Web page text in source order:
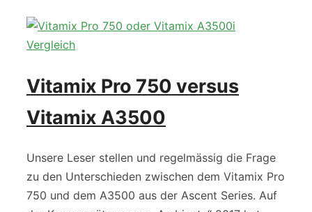
Vitamix Pro 750 versus
Vitamix A3500
Unsere Leser stellen und regelmässig die Frage
zu den Unterschieden zwischen dem Vitamix Pro
750 und dem A3500 aus der Ascent Series. Auf